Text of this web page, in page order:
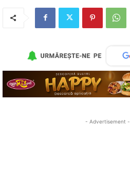
- Advertisement -